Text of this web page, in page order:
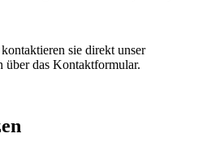
sie direkt unser
das Kontaktformular.